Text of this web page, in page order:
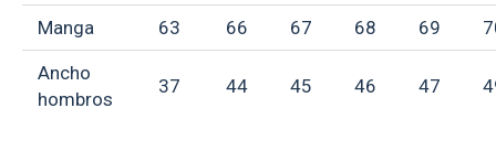
Manga 63 66 67 68 69
Ancho
hombros
37 44 45 46 47